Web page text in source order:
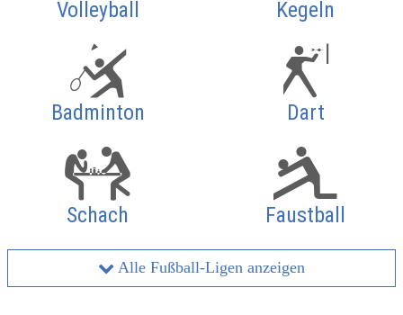
Volleyball Kegeln
Badminton Dart
Schach Faustball
Alle Fußball-Ligen anzeigen